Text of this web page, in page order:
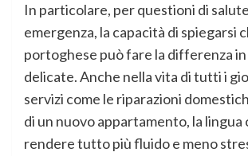
In particolare, per questioni di
emergenza, la capacità di spiegarsi
portoghese può fare la differenza
delicate. Anche nella vita di tutti i
servizi come le riparazioni
di un nuovo appartamento, la
rendere tutto più fluido e meno